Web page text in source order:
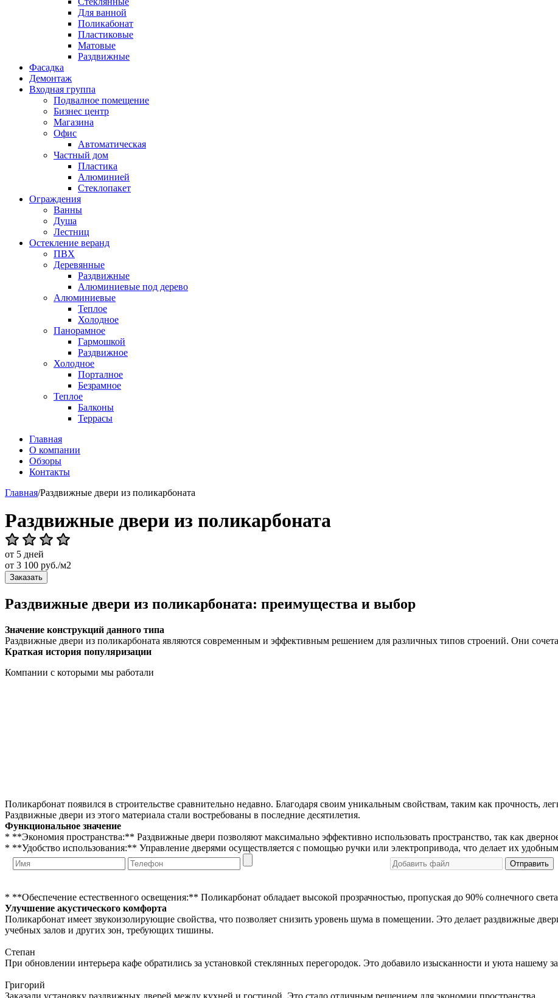
Для ванной
Поликабонат
Пластиковые
Матовые
Раздвижные
Фасадка
Демонтаж
Входная группа
Подвалное помещение
Бизнес центр
Магазина
Офис
Автоматическая
Частный дом
Пластика
Алюминией
Стеклопакет
Ограждения
Ванны
Душа
Лестниц
Остекление веранд
ПВХ
Деревянные
Раздвижные
Алюминиевые под дерево
Алюминиевые
Теплое
Холодное
Панорамное
Гармошкой
Раздвижное
Холодное
Порталное
Безрамное
Теплое
Балконы
Террасы
Главная
О компании
Обзоры
Контакты
Главная/Раздвижные двери из поликарбоната
Раздвижные двери из поликарбоната
от 5 дней
от 3 100 руб./м2
Заказать
Раздвижные двери из поликарбоната: преимущества и выбор
Значение конструкций данного типа
Раздвижные двери из поликарбоната являются современным и эффективным решением для различных типов строений. Они
Краткая история популяризации
Компании с которыми мы работали
Поликарбонат появился в строительстве сравнительно недавно. Благодаря своим уникальным свойствам, таким как прочность,
Раздвижные двери из этого материала стали востребованы в последние десятилетия.
Функциональное значение
* **Экономия пространства:** Раздвижные двери позволяют максимально эффективно использовать пространство, так как
* **Удобство использования:** Управление дверями осуществляется с помощью ручки или электропривода, что делает их
Отправить
* **Обеспечение естественного освещения:** Поликарбонат обладает высокой прозрачностью, пропуская до 90% солнечного
Улучшение акустического комфорта
Поликарбонат имеет звукоизолирующие свойства, что позволяет снизить уровень шума в помещении. Это делает раздвижные
учебных залов и других зон, требующих тишины.
Степан
При обновлении интерьера кафе обратились за установкой стеклянных перегородок. Это добавило изысканности и уюта нашему
Григорий
Заказали установку раздвижных дверей между кухней и гостиной. Это стало отличным решением для экономии пространства.